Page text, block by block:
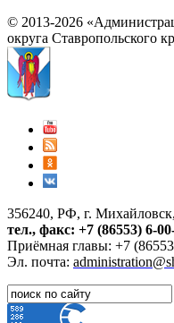
© 2013-2026
округа Ставропольского
356240, РФ, г.
тел., факс: +7 (86553) 6-
Приёмная главы: +7
Эл. почта: